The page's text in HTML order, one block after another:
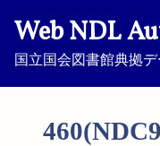
Web NDL
国立国会図書館典拠